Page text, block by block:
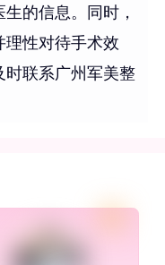
的信息。同时，
性对待手术效
时联系广州军美整